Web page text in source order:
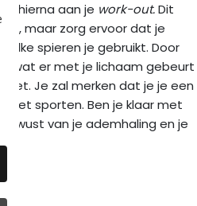
hierna aan je work-out.Dit
maar zorg ervoor dat je
spieren je gebruikt. Door
wat er met je lichaam gebeurt
Je zal merken dat je je een
het sporten. Ben je klaar met
van je ademhaling en je